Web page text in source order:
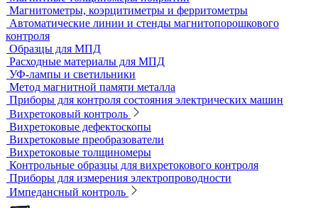
Пенетрант, проявитель, очиститель
Ультрафиолетовые лампы
Принадлежности для контроля проникающими веществами
Индукционные нагреватели
Нагреватели для монтажа подшипников
Магнитный контроль
Магнитопорошковые дефектоскопы и электромагниты
Магнитные толщиномеры покрытий
Магнитометры, коэрцитиметры и ферритометры
Автоматические линии и стенды магнитопорошкового
контроля
Образцы для МПД
Расходные материалы для МПД
УФ-лампы и светильники
Метод магнитной памяти металла
Приборы для контроля состояния электрических машин